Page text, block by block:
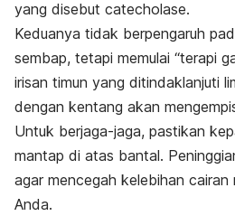
yang disebut catecholase.
Keduanya tidak berpengaruh
sembap, tetapi memulai “terapi
irisan timun yang ditindaklanjuti
dengan kentang akan
Untuk berjaga-jaga, pastikan
mantap di atas bantal.
agar mencegah kelebihan cairan
Anda.